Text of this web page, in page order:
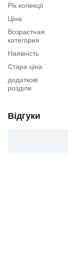
Рік колекції
Ціна
Возрастная
категория
Наявність
Стара ціна
додаткові
розділи
Відгуки